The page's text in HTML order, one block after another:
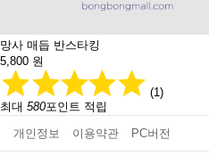
망사 매듭 반스타킹
5,800 원
(1)
최대 580포인트 적립
개인정보
이용약관 PC버전